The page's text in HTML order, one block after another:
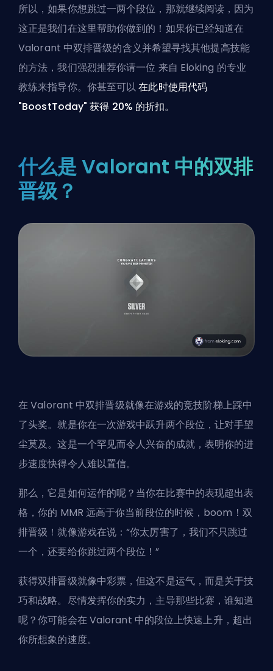
所以，如果你想跳过一两个段位，那就继续阅读，因为
这正是我们在这里帮助你做到的！如果你已经知道在
Valorant 中双排晋级的含义并希望寻找其他提高技能
的方法，我们强烈推荐你请一位 来自 Eloking 的专业
教练来指导你。你甚至可以在此时使用代码
"BoostToday" 获得 20% 的折扣。
什么是 Valorant 中的双排
晋级？
在 Valorant 中双排晋级就像在游戏的竞技阶梯上踩中
了头奖。就是你在一次游戏中跃升两个段位，让对手望
尘莫及。这是一个罕见而令人兴奋的成就，表明你的进
步速度快得令人难以置信。
那么，它是如何运作的呢？当你在比赛中的表现超出表
格，你的 MMR 远高于你当前段位的时候，boom！双
排晋级！就像游戏在说：“你太厉害了，我们不只跳过
一个，还要给你跳过两个段位！”
获得双排晋级就像中彩票，但这不是运气，而是关于技
巧和战略。尽情发挥你的实力，主导那些比赛，谁知道
呢？你可能会在 Valorant 中的段位上快速上升，超出
你所想象的速度。